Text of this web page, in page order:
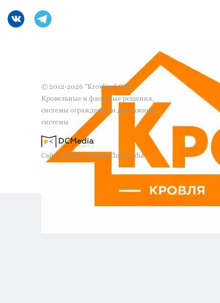
© 2012-2026 "Krovline" ООО
Кровельные и фасадные решения,
системы ограждения и дренажные
системы
Сайт создан в Design Club Media